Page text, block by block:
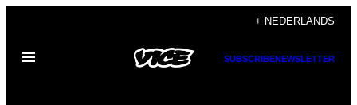
de
+ NEDERLANDS
Open
SUBSCRIBENEWSLETTER